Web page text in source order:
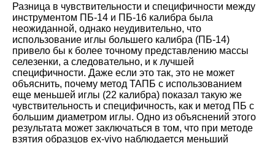
Разница в чувствительности и специфичности между
инструментом ПБ-14 и ПБ-16 калибра была
неожиданной, однако неудивительно, что
использование иглы большего калибра (ПБ-14)
привело бы к более точному представлению массы
селезенки, а следовательно, и к лучшей
специфичности. Даже если это так, это не может
объяснить, почему метод ТАПБ с использованием
еще меньшей иглы (22 калибра) показал такую же
чувствительность и специфичность, как и метод ПБ с
большим диаметром иглы. Одно из объяснений этого
результата может заключаться в том, что при методе
взятия образцов ex-vivo наблюдается меньший